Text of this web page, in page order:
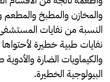
والمخازن والمطبخ والمطعم
نفايات طبية خطيرة
والكيماويات الضارة
البيولوجية الخطيرة.